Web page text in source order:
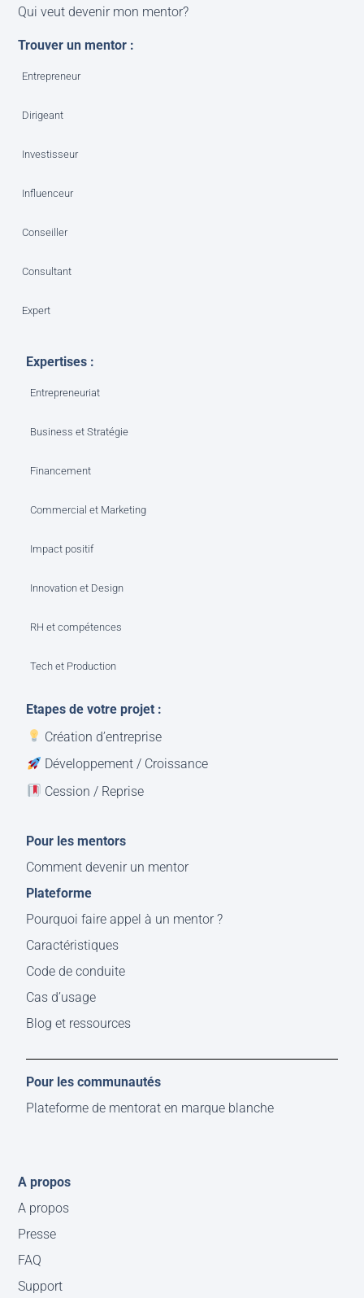
Qui veut devenir mon mentor?
Trouver un mentor :
Entrepreneur
Dirigeant
Investisseur
Influenceur
Conseiller
Consultant
Expert
Expertises :
Entrepreneuriat
Business et Stratégie
Financement
Commercial et Marketing
Impact positif
Innovation et Design
RH et compétences
Tech et Production
Etapes de votre projet :
Création d’entreprise
Développement / Croissance
Cession / Reprise
Pour les mentors
Comment devenir un mentor
Plateforme
Pourquoi faire appel à un mentor ?
Caractéristiques
Code de conduite
Cas d’usage
Blog et ressources
Pour les communautés
Plateforme de mentorat en marque blanche
A propos
A propos
Presse
FAQ
Support